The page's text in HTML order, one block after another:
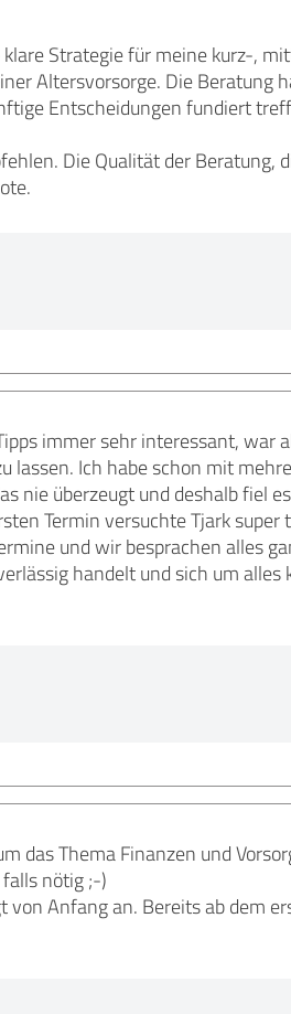
Strategie für meine kurz-,
Altersvorsorge. Die Beratung
Entscheidungen fundiert
Die Qualität der Beratung,
immer sehr interessant, war
Ich habe schon mit
nie überzeugt und deshalb fiel
Termin versuchte Tjark
und wir besprachen alles
handelt und sich um
das Thema Finanzen und
nötig ;-)
Anfang an. Bereits ab dem